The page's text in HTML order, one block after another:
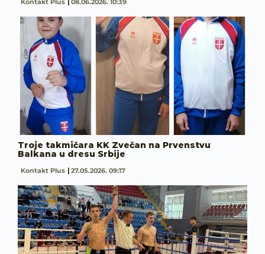
Troje takmičara KK Zvečan na Prvenstvu
Balkana u dresu Srbije
Kontakt Plus 27.05.2026. 09:17